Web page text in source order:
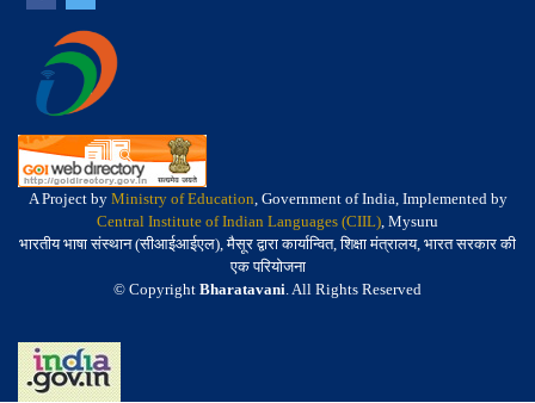
A Project by Ministry of Education, Government of India, Implemented by
Central Institute of Indian Languages (CIIL), Mysuru
भारतीय भाषा संस्थान (सीआईआईएल), मैसूर द्वारा कार्यान्वित, शिक्षा मंत्रालय, भारत सरकार की
एक परियोजना
© Copyright Bharatavani. All Rights Reserved